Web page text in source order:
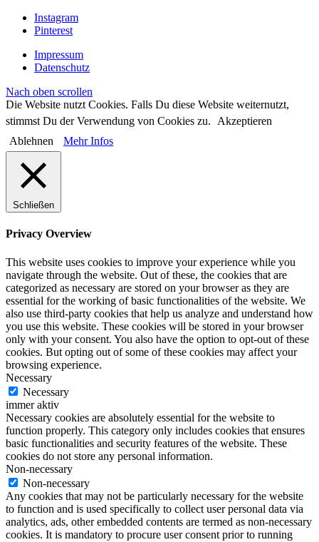
Instagram
Pinterest
Impressum
Datenschutz
Nach oben scrollen
Die Website nutzt Cookies. Falls Du diese Website weiternutzt,
stimmst Du der Verwendung von Cookies zu.
Akzeptieren
Ablehnen
Mehr Infos
Schließen
Privacy Overview
This website uses cookies to improve your experience while you
navigate through the website. Out of these, the cookies that are
categorized as necessary are stored on your browser as they are
essential for the working of basic functionalities of the website. We
also use third-party cookies that help us analyze and understand how
you use this website. These cookies will be stored in your browser
only with your consent. You also have the option to opt-out of these
cookies. But opting out of some of these cookies may affect your
browsing experience.
Necessary
Necessary
immer aktiv
Necessary cookies are absolutely essential for the website to
function properly. This category only includes cookies that ensures
basic functionalities and security features of the website. These
cookies do not store any personal information.
Non-necessary
Non-necessary
Any cookies that may not be particularly necessary for the website
to function and is used specifically to collect user personal data via
analytics, ads, other embedded contents are termed as non-necessary
cookies. It is mandatory to procure user consent prior to running